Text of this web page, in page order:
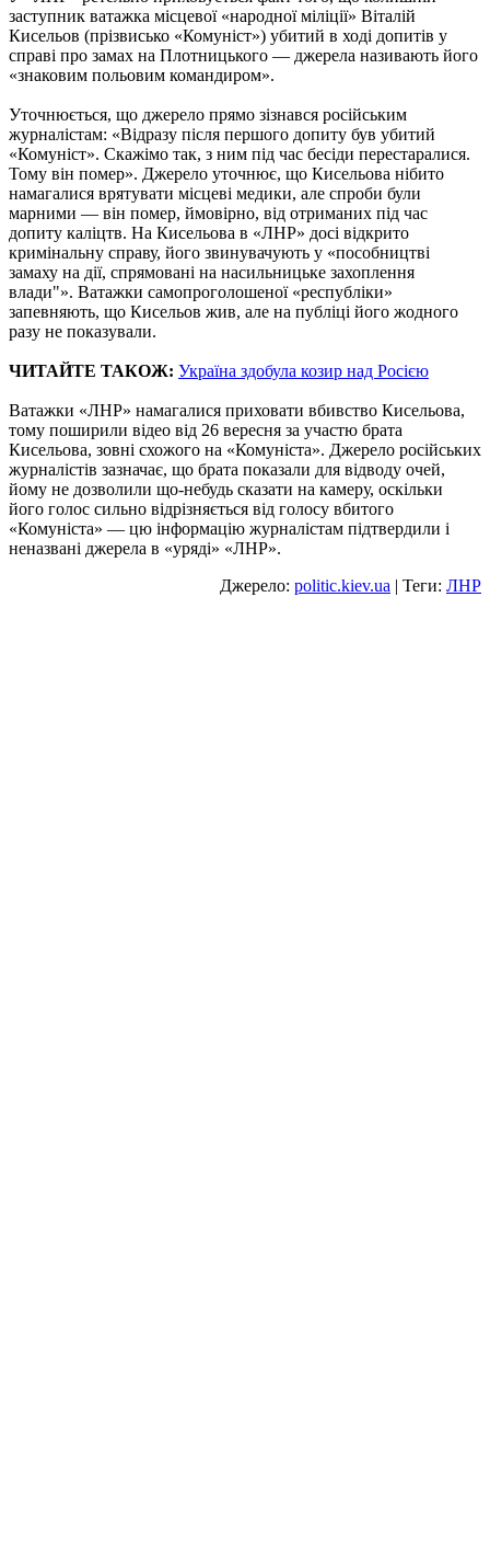
заступник ватажка місцевої «народної міліції» Віталій
Кисельов (прізвисько «Комуніст») убитий в ході допитів у
справі про замах на Плотницького — джерела називають його
«знаковим польовим командиром».
Уточнюється, що джерело прямо зізнався російським
журналістам: «Відразу після першого допиту був убитий
«Комуніст». Скажімо так, з ним під час бесіди перестаралися.
Тому він помер». Джерело уточнює, що Кисельова нібито
намагалися врятувати місцеві медики, але спроби були
марними — він помер, ймовірно, від отриманих під час
допиту каліцтв. На Кисельова в «ЛНР» досі відкрито
кримінальну справу, його звинувачують у «пособництві
замаху на дії, спрямовані на насильницьке захоплення
влади"». Ватажки самопроголошеної «республіки»
запевняють, що Кисельов жив, але на публіці його жодного
разу не показували.
ЧИТАЙТЕ ТАКОЖ: Україна здобула козир над Росією
Ватажки «ЛНР» намагалися приховати вбивство Кисельова,
тому поширили відео від 26 вересня за участю брата
Кисельова, зовні схожого на «Комуніста». Джерело російських
журналістів зазначає, що брата показали для відводу очей,
йому не дозволили що-небудь сказати на камеру, оскільки
його голос сильно відрізняється від голосу вбитого
«Комуніста» — цю інформацію журналістам підтвердили і
неназвані джерела в «уряді» «ЛНР».
Джерело: politic.kiev.ua | Теги: ЛНР